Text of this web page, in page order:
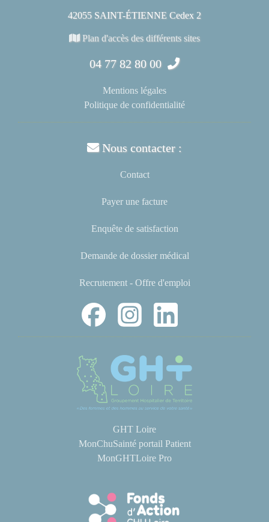
42055 SAINT-ÉTIENNE Cedex 2
Plan d'accès des différents sites
04 77 82 80 00
Mentions légales
Politique de confidentialité
Nous contacter :
Contact
Payer une facture
Enquête de satisfaction
Demande de dossier médical
Recrutement - Offre d'emploi
GHT Loire
MonChuSainté portail Patient
MonGHTLoire Pro